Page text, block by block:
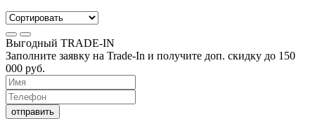
Выгодный TRADE-IN
Заполните заявку на Trade-In и получите доп. скидку до 150
000 руб.
отправить